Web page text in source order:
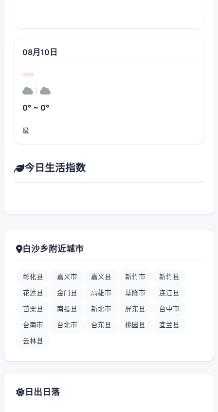
08月10日
0° ~ 0°
级
今日生活指数
白沙乡附近城市
彰化县 嘉义市 嘉义县 新竹市 新竹县
花莲县 金门县 高雄市 基隆市 连江县
苗栗县 南投县 新北市 屏东县 台中市
台南市 台北市 台东县 桃园县 宜兰县
云林县
日出日落